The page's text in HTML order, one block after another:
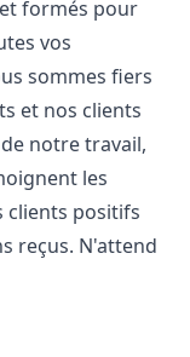
formés pour
vos
sommes fiers
et nos clients
notre travail,
les
clients positifs
reçus. N'attend